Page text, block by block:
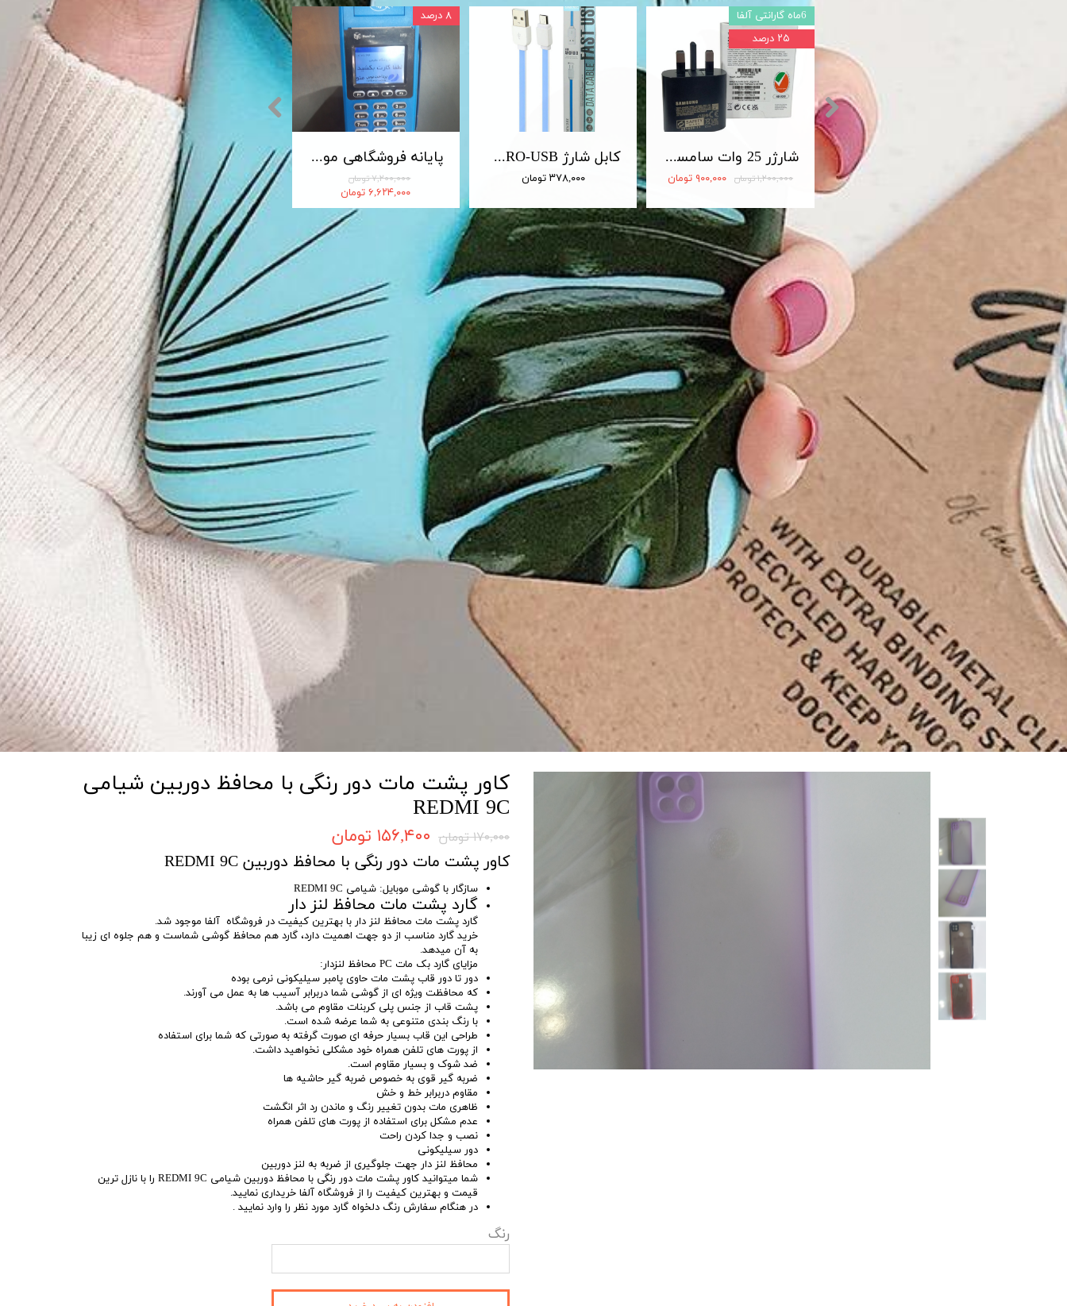
پایانه فروشگاهی مورفان MoreFun مدل H9
۷,۲۰۰,۰۰۰ تومان
۶,۶۲۴,۰۰۰ تومان
۸ درصد
کابل شارژ MICRO-USB اندروید LDNIO الدینیو مدل XS-07 متراژ 1 متر
۳۷۸,۰۰۰ تومان
شارژر 25 وات سامسونگ اصلی 25W Travel Adapter
۱,۲۰۰,۰۰۰ تومان ۹۰۰,۰۰۰ تومان
6ماه گارانتی آلفا
۲۵ درصد
مبدل OTG تایپ سی لایت دار USB3
کاور پشت مات دور رنگی با محافظ دوربین شیامی
REDMI 9C
۱۷۰,۰۰۰ تومان ۱۵۶,۴۰۰ تومان
کاور پشت مات دور رنگی با محافظ دوربین REDMI 9C
سازگار با گوشی موبایل: شیامی REDMI 9C
گارد پشت مات محافظ لنز دار
گارد پشت مات محافظ لنز دار با بهترین کیفیت در فروشگاه آلفا موجود شد.
خرید گارد مناسب از دو جهت اهمیت دارد، گارد هم محافظ گوشی شماست و هم جلوه ای زیبا
به آن میدهد.
مزایای گارد بک مات PC محافظ لنزدار:
دور تا دور قاب پشت مات حاوی پامبر سیلیکونی نرمی بوده
که محافظت ویژه ای از گوشی شما دربرابر آسیب ها به عمل می آورند.
پشت قاب از جنس پلی کربنات مقاوم می باشد.
با رنگ بندی متنوعی به شما عرضه شده است.
طراحی این قاب بسیار حرفه ای صورت گرفته به صورتی که شما برای استفاده
از پورت های تلفن همراه خود مشکلی نخواهید داشت.
ضد شوک و بسیار مقاوم است.
ضربه گیر قوی به خصوص ضربه گیر حاشیه ها
مقاوم دربرابر خط و خش
ظاهری مات بدون تغییر رنگ و ماندن رد اثر انگشت
عدم مشکل برای استفاده از پورت های تلفن همراه
نصب و جدا کردن راحت
دور سیلیکونی
محافظ لنز دار جهت جلوگیری از ضربه به لنز دوربین
شما میتوانید کاور پشت مات دور رنگی با محافظ دوربین شیامی REDMI 9C را با نازل ترین
قیمت و بهترین کیفیت را از فروشگاه آلفا خریداری نمایید.
در هنگام سفارش رنگ دلخواه گارد مورد نظر را وارد نمایید .
رنگ